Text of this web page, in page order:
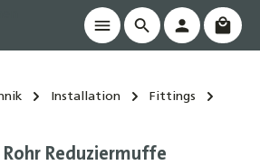
Installation
Fittings
Rohr Reduziermuffe